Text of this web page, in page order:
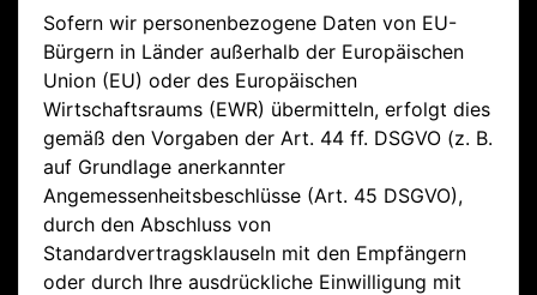
Sofern wir personenbezogene Daten von EU-
Bürgern in Länder außerhalb der Europäischen
Union (EU) oder des Europäischen
Wirtschaftsraums (EWR) übermitteln, erfolgt dies
gemäß den Vorgaben der Art. 44 ff. DSGVO (z. B.
auf Grundlage anerkannter
Angemessenheitsbeschlüsse (Art. 45 DSGVO),
durch den Abschluss von
Standardvertragsklauseln mit den Empfängern
oder durch Ihre ausdrückliche Einwilligung mit